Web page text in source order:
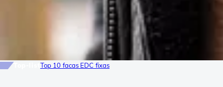
Top 10 facas EDC fixas